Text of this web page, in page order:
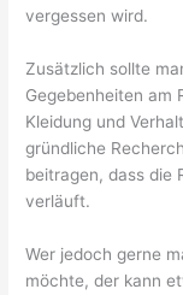
vergessen wird.
Zusätzlich sollte
Gegebenheiten am
Kleidung und
gründliche
beitragen, dass die
verläuft.
Wer jedoch gerne
möchte, der kann